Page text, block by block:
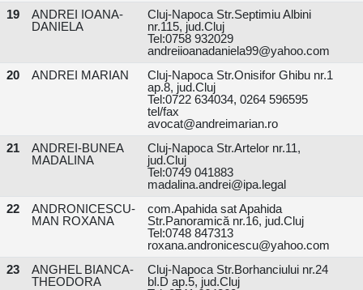
19
ANDREI IOANA-
DANIELA
Cluj-Napoca Str.Septimiu Albini
nr.115, jud.Cluj
Tel:0758 932029
andreiioanadaniela99@yahoo.com
20
ANDREI MARIAN
Cluj-Napoca Str.Onisifor Ghibu nr.1
ap.8, jud.Cluj
Tel:0722 634034, 0264 596595
tel/fax
avocat@andreimarian.ro
21
ANDREI-BUNEA
MADALINA
Cluj-Napoca Str.Artelor nr.11,
jud.Cluj
Tel:0749 041883
madalina.andrei@ipa.legal
22
ANDRONICESCU-
MAN ROXANA
com.Apahida sat Apahida
Str.Panoramică nr.16, jud.Cluj
Tel:0748 847313
roxana.andronicescu@yahoo.com
23
ANGHEL BIANCA-
THEODORA
Cluj-Napoca Str.Borhanciului nr.24
bl.D ap.5, jud.Cluj